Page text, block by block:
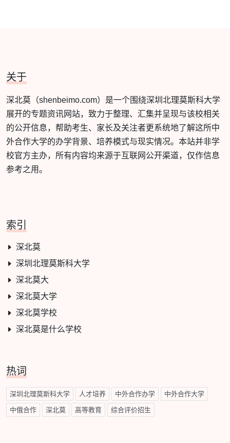
关于
深北莫（shenbeimo.com）是一个围绕深圳北理莫斯科大学
展开的专题资讯网站，致力于整理、汇集并呈现与该校相关
的公开信息，帮助考生、家长及关注者更系统地了解这所中
外合作大学的办学背景、培养模式与现实情况。本站并非学
校官方主办，所有内容均来源于互联网公开渠道，仅作信息
参考之用。
索引
深北莫
深圳北理莫斯科大学
深北莫大
深北莫大学
深北莫学校
深北莫是什么学校
热词
深圳北理莫斯科大学 人才培养 中外合作办学 中外合作大学
中俄合作 深北莫 高等教育 综合评价招生